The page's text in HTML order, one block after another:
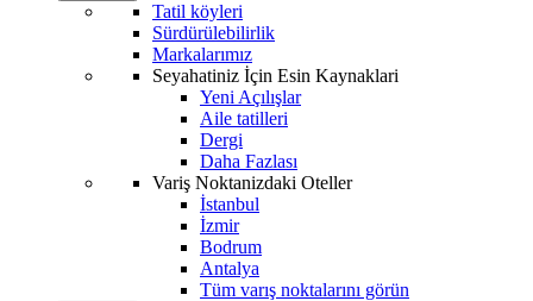
Tatil köyleri
Sürdürülebilirlik
Markalarımız
Seyahatiniz İçin Esin Kaynaklari
Yeni Açılışlar
Aile tatilleri
Dergi
Daha Fazlası
Variş Noktanizdaki Oteller
İstanbul
İzmir
Bodrum
Antalya
Tüm varış noktalarını görün